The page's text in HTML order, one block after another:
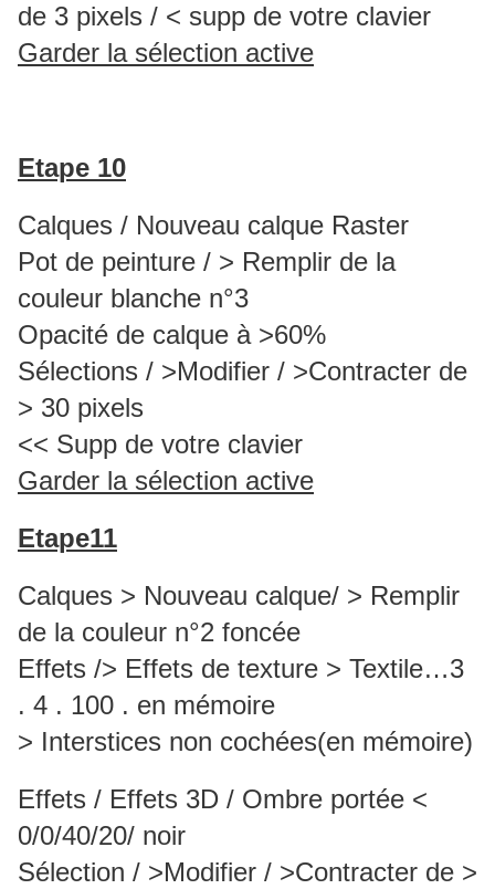
de 3 pixels / < supp de votre clavier
Garder la sélection active
Etape 10
Calques / Nouveau calque Raster
Pot de peinture / > Remplir de la
couleur blanche n°3
Opacité de calque à >60%
Sélections / >Modifier / >Contracter de
> 30 pixels
<< Supp de votre clavier
Garder la sélection active
Etape11
Calques > Nouveau calque/ > Remplir
de la couleur n°2 foncée
Effets /> Effets de texture > Textile…3
. 4 . 100 . en mémoire
> Interstices non cochées(en mémoire)
Effets / Effets 3D / Ombre portée <
0/0/40/20/ noir
Sélection / >Modifier / >Contracter de >